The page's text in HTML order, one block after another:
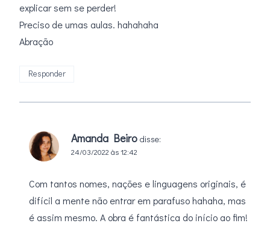
explicar sem se perder!
Preciso de umas aulas. hahahaha
Abração
Responder
Amanda Beiro disse:
24/03/2022 às 12:42
Com tantos nomes, nações e linguagens originais, é
difícil a mente não entrar em parafuso hahaha, mas
é assim mesmo. A obra é fantástica do início ao fim!